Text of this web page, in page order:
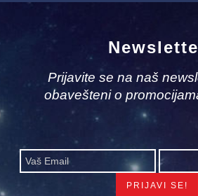
Prijavite se na naš
obavešteni o